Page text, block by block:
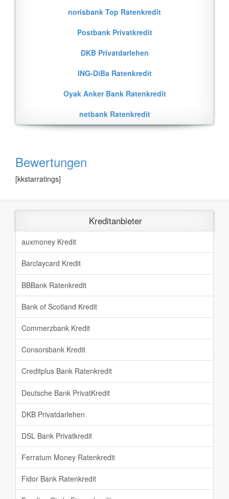
norisbank Top Ratenkredit
Postbank Privatkredit
DKB Privatdarlehen
ING-DiBa Ratenkredit
Oyak Anker Bank Ratenkredit
netbank Ratenkredit
Bewertungen
[kkstarratings]
Kreditanbieter
auxmoney Kredit
Barclaycard Kredit
BBBank Ratenkredit
Bank of Scotland Kredit
Commerzbank Kredit
Consorsbank Kredit
Creditplus Bank Ratenkredit
Deutsche Bank PrivatKredit
DKB Privatdarlehen
DSL Bank Privatkredit
Ferratum Money Ratenkredit
Fidor Bank Ratenkredit